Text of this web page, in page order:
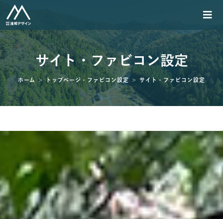
サイト・ファビコン設定
ホーム > トップページ・ファビコン設定 > サイト・ファビコン設定